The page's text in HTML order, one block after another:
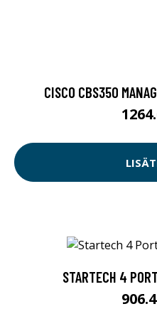
CISCO CBS350
STARTECH 4